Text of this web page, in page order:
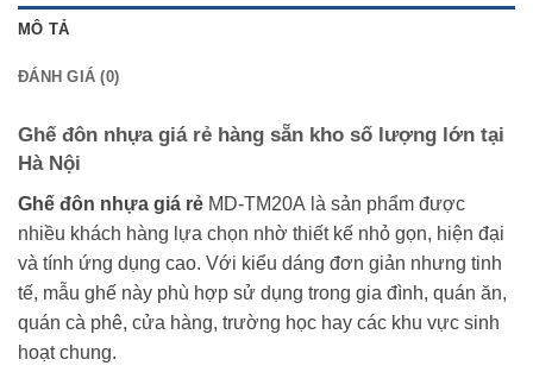
MÔ TẢ
ĐÁNH GIÁ (0)
Ghế đôn nhựa giá rẻ hàng sẵn kho số lượng lớn tại
Hà Nội
Ghế đôn nhựa giá rẻ MD-TM20A là sản phẩm được
nhiều khách hàng lựa chọn nhờ thiết kế nhỏ gọn, hiện đại
và tính ứng dụng cao. Với kiểu dáng đơn giản nhưng tinh
tế, mẫu ghế này phù hợp sử dụng trong gia đình, quán ăn,
quán cà phê, cửa hàng, trường học hay các khu vực sinh
hoạt chung.